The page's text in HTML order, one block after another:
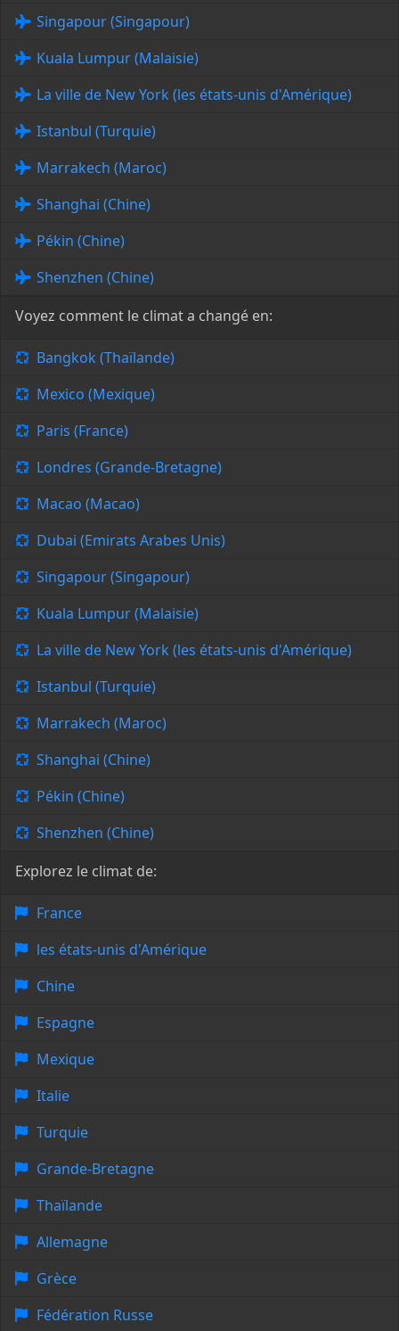
Singapour (Singapour)
Kuala Lumpur (Malaisie)
La ville de New York (les états-unis d'Amérique)
Istanbul (Turquie)
Marrakech (Maroc)
Shanghai (Chine)
Pékin (Chine)
Shenzhen (Chine)
Voyez comment le climat a changé en:
Bangkok (Thaïlande)
Mexico (Mexique)
Paris (France)
Londres (Grande-Bretagne)
Macao (Macao)
Dubai (Emirats Arabes Unis)
Singapour (Singapour)
Kuala Lumpur (Malaisie)
La ville de New York (les états-unis d'Amérique)
Istanbul (Turquie)
Marrakech (Maroc)
Shanghai (Chine)
Pékin (Chine)
Shenzhen (Chine)
Explorez le climat de:
France
les états-unis d'Amérique
Chine
Espagne
Mexique
Italie
Turquie
Grande-Bretagne
Thaïlande
Allemagne
Grèce
Fédération Russe